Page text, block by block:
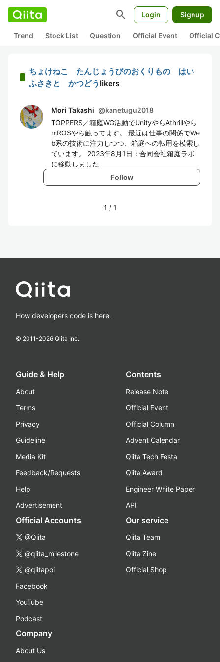
search Login Signup
Trend Stock List Question Official Event Official
ちょけねこ たんじょうびのおくりもの はい
ふさきと かつどう likers
Mori Takashi @kanetugu2018
TOPPERS／箱庭WG活動でUnityやらAthrillやら
mROSやら触ってます。 最近は仕事の関係でWe
b系の技術に注力しつつ、箱庭への転用を模索し
ています。 2023年8月1日：合同会社箱庭ラボ
に移動しました
Follow
1 / 1
How developers code is here.
© 2011-2026 Qiita Inc.
Guide & Help
About
Terms
Privacy
Guideline
Media Kit
Feedback/Requests
Help
Advertisement
Contents
Release Note
Official Event
Official Column
Advent Calendar
Qiita Tech Festa
Qiita Award
Engineer White Paper
API
Official Accounts
@Qiita
@qiita_milestone
@qiitapoi
Facebook
YouTube
Podcast
Our service
Qiita Team
Qiita Zine
Official Shop
Company
About Us